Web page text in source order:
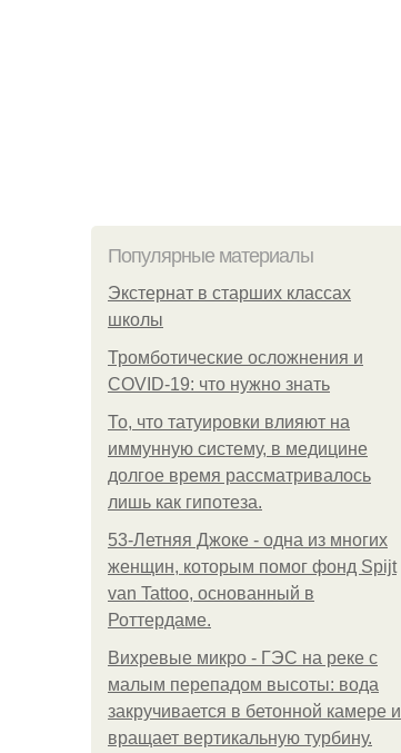
Популярные материалы
Экстернат в старших классах
школы
Тромботические осложнения и
COVID-19: что нужно знать
То, что татуировки влияют на
иммунную систему, в медицине
долгое время рассматривалось
лишь как гипотеза.
53-Летняя Джоке - одна из многих
женщин, которым помог фонд Spijt
van Tattoo, основанный в
Роттердаме.
Вихревые микро - ГЭС на реке с
малым перепадом высоты: вода
закручивается в бетонной камере и
вращает вертикальную турбину.